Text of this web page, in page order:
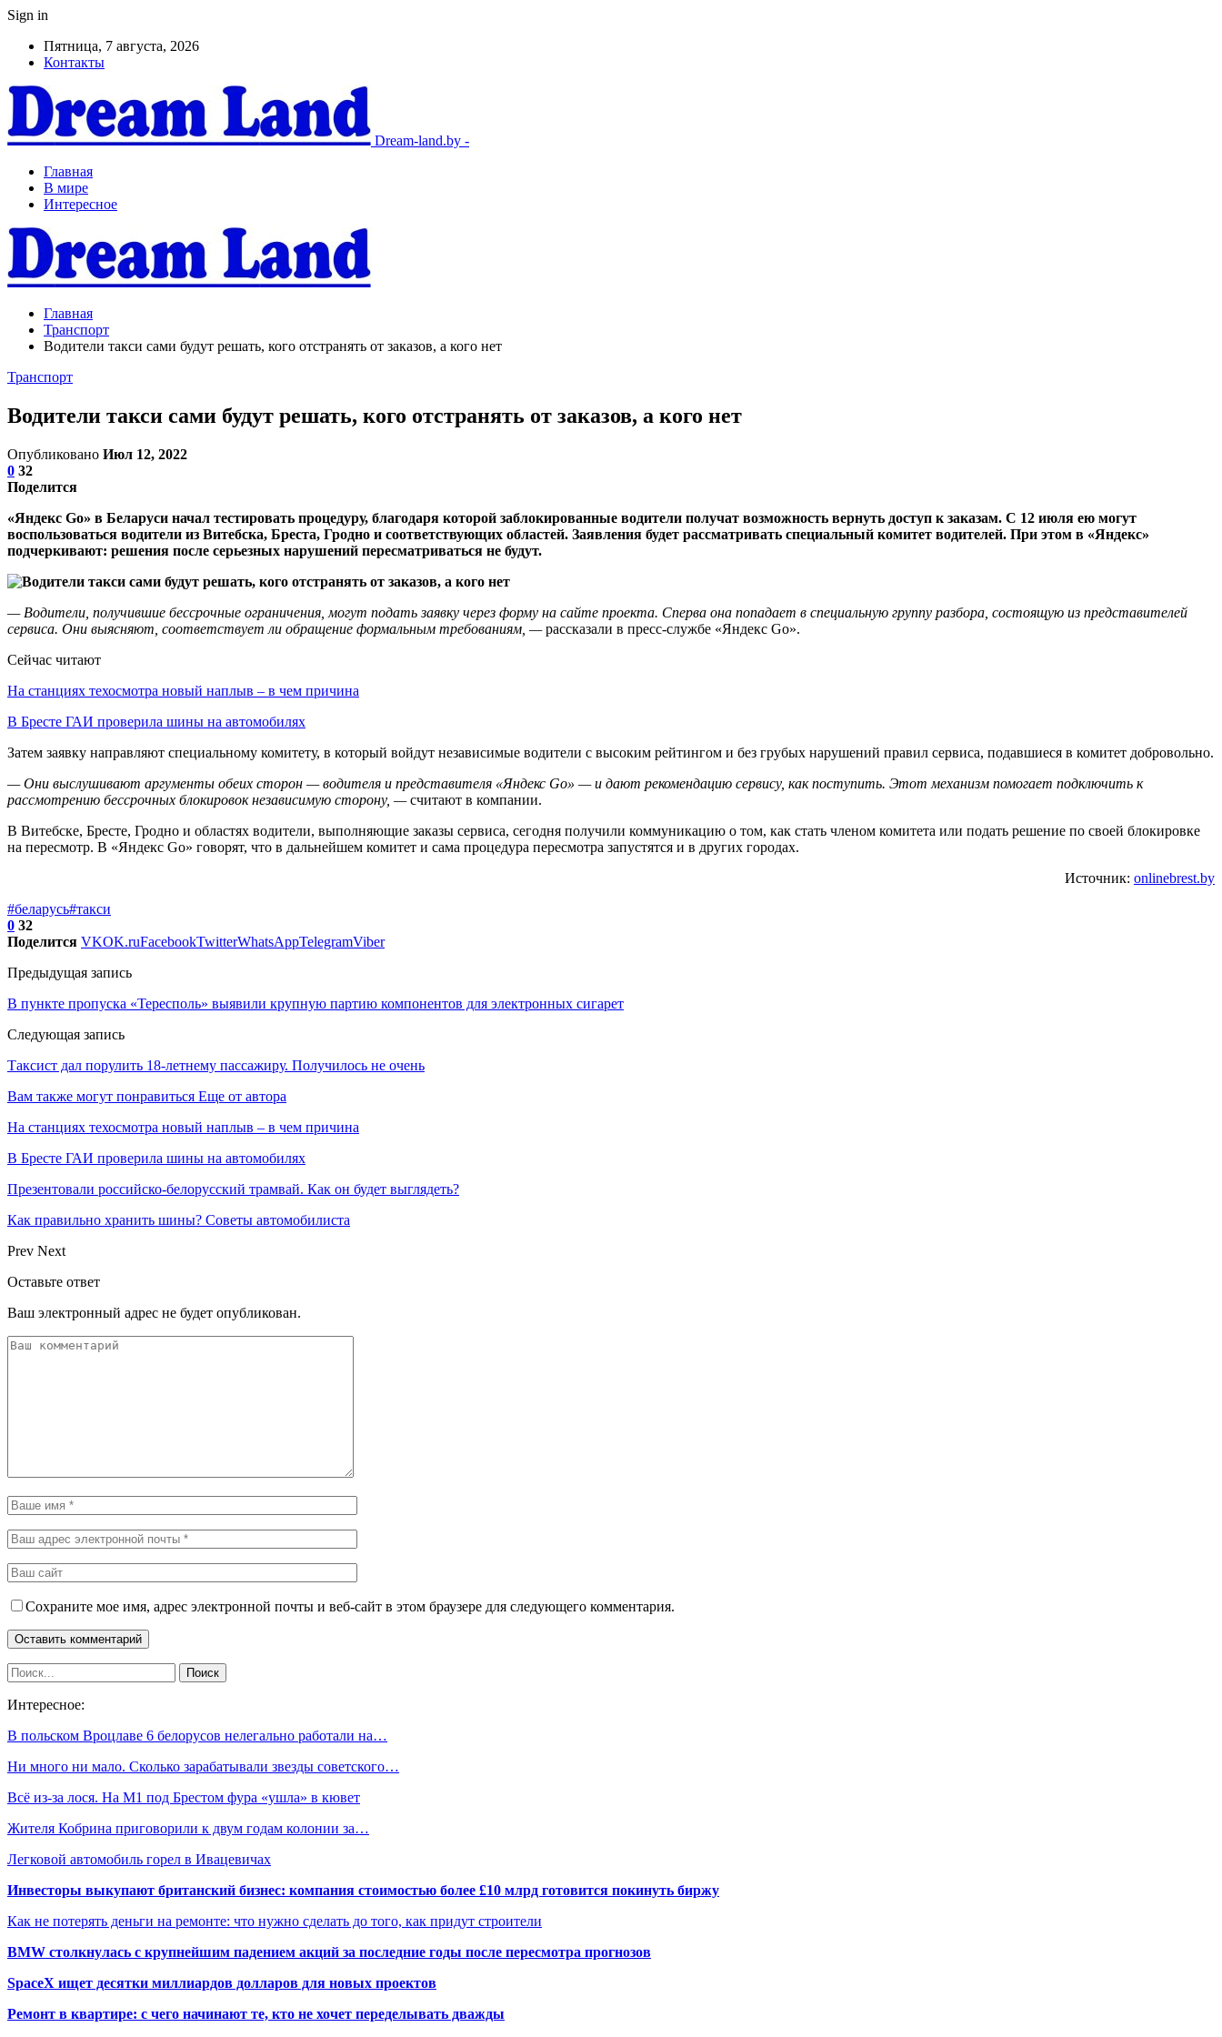
Sign in
Пятница, 7 августа, 2026
Контакты
Dream-land.by -
Главная
В мире
Интересное
Главная
Транспорт
Водители такси сами будут решать, кого отстранять от заказов, а кого нет
Транспорт
Водители такси сами будут решать, кого отстранять от заказов, а кого нет
Опубликовано Июл 12, 2022
0 32
Поделится
«Яндекс Go» в Беларуси начал тестировать процедуру, благодаря которой заблокированные водители получат возможность вернуть доступ к заказам. С 12 июля ею могут
воспользоваться водители из Витебска, Бреста, Гродно и соответствующих областей. Заявления будет рассматривать специальный комитет водителей. При этом в «Яндекс»
подчеркивают: решения после серьезных нарушений пересматриваться не будут.
— Водители, получившие бессрочные ограничения, могут подать заявку через форму на сайте проекта. Сперва она попадает в специальную группу разбора, состоящую из представителей
сервиса. Они выясняют, соответствует ли обращение формальным требованиям, —рассказали в пресс-службе «Яндекс Go».
Сейчас читают
На станциях техосмотра новый наплыв – в чем причина
В Бресте ГАИ проверила шины на автомобилях
Затем заявку направляют специальному комитету, в который войдут независимые водители с высоким рейтингом и без грубых нарушений правил сервиса, подавшиеся в комитет добровольно.
— Они выслушивают аргументы обеих сторон — водителя и представителя «Яндекс Go» — и дают рекомендацию сервису, как поступить. Этот механизм помогает подключить к
рассмотрению бессрочных блокировок независимую сторону, —считают в компании.
В Витебске, Бресте, Гродно и областях водители, выполняющие заказы сервиса, сегодня получили коммуникацию о том, как стать членом комитета или подать решение по своей блокировке
на пересмотр. В «Яндекс Go» говорят, что в дальнейшем комитет и сама процедура пересмотра запустятся и в других городах.
Источник: onlinebrest.by
#беларусь#такси
0 32
Поделится VKOK.ruFacebookTwitterWhatsAppTelegramViber
Предыдущая запись
В пункте пропуска «Тересполь» выявили крупную партию компонентов для электронных сигарет
Следующая запись
Таксист дал порулить 18-летнему пассажиру. Получилось не очень
Вам также могут понравиться Еще от автора
На станциях техосмотра новый наплыв – в чем причина
В Бресте ГАИ проверила шины на автомобилях
Презентовали российско-белорусский трамвай. Как он будет выглядеть?
Как правильно хранить шины? Советы автомобилиста
Prev Next
Оставьте ответ
Ваш электронный адрес не будет опубликован.
Сохраните мое имя, адрес электронной почты и веб-сайт в этом браузере для следующего комментария.
Интересное:
В польском Вроцлаве 6 белорусов нелегально работали на…
Ни много ни мало. Сколько зарабатывали звезды советского…
Всё из-за лося. На М1 под Брестом фура «ушла» в кювет
Жителя Кобрина приговорили к двум годам колонии за…
Легковой автомобиль горел в Ивацевичах
Инвесторы выкупают британский бизнес: компания стоимостью более £10 млрд готовится покинуть биржу
Как не потерять деньги на ремонте: что нужно сделать до того, как придут строители
BMW столкнулась с крупнейшим падением акций за последние годы после пересмотра прогнозов
SpaceX ищет десятки миллиардов долларов для новых проектов
Ремонт в квартире: с чего начинают те, кто не хочет переделывать дважды